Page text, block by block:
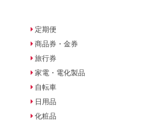
定期便
商品券・金券
旅行券
家電・電化製品
自転車
日用品
化粧品